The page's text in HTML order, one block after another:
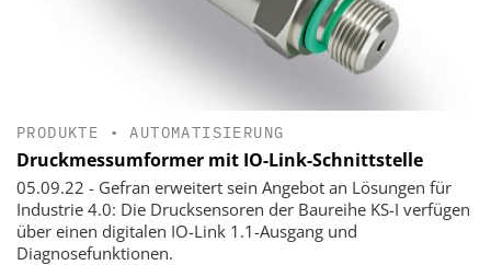
PRODUKTE •AUTOMATISIERUNG
Druckmessumformer mit IO-Link-Schnittstelle
05.09.22 - Gefran erweitert sein Angebot an Lösungen für
Industrie 4.0: Die Drucksensoren der Baureihe KS-I verfügen
über einen digitalen IO-Link 1.1-Ausgang und
Diagnosefunktionen.